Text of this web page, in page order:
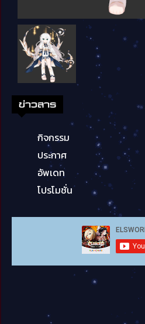
ข่าวสาร
กิจกรรม
ประกาศ
อัพเดท
โปรโมชั่น